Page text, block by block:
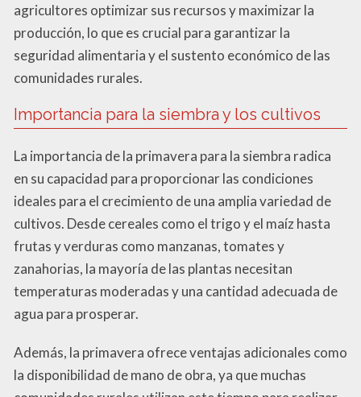
agricultores optimizar sus recursos y maximizar la
producción, lo que es crucial para garantizar la
seguridad alimentaria y el sustento económico de las
comunidades rurales.
Importancia para la siembra y los cultivos
La importancia de la primavera para la siembra radica
en su capacidad para proporcionar las condiciones
ideales para el crecimiento de una amplia variedad de
cultivos. Desde cereales como el trigo y el maíz hasta
frutas y verduras como manzanas, tomates y
zanahorias, la mayoría de las plantas necesitan
temperaturas moderadas y una cantidad adecuada de
agua para prosperar.
Además, la primavera ofrece ventajas adicionales como
la disponibilidad de mano de obra, ya que muchas